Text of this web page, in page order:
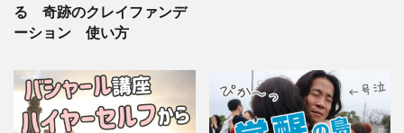
る 奇跡のクレイファンデ
ーション 使い方